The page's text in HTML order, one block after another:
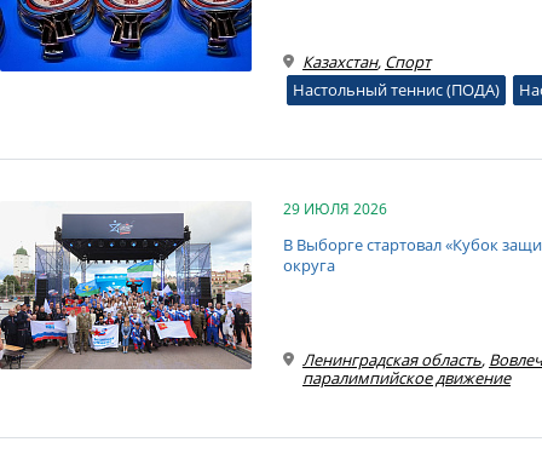
Казахстан, Спорт
Настольный теннис (ПОДА)
29 ИЮЛЯ 2026
В Выборге стартовал «Кубок
округа
Ленинградская область,
паралимпийское движение